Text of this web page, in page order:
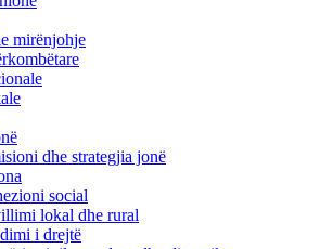
mirënjohje
dhe strategjia jonë
social
lokal dhe rural
i drejtë